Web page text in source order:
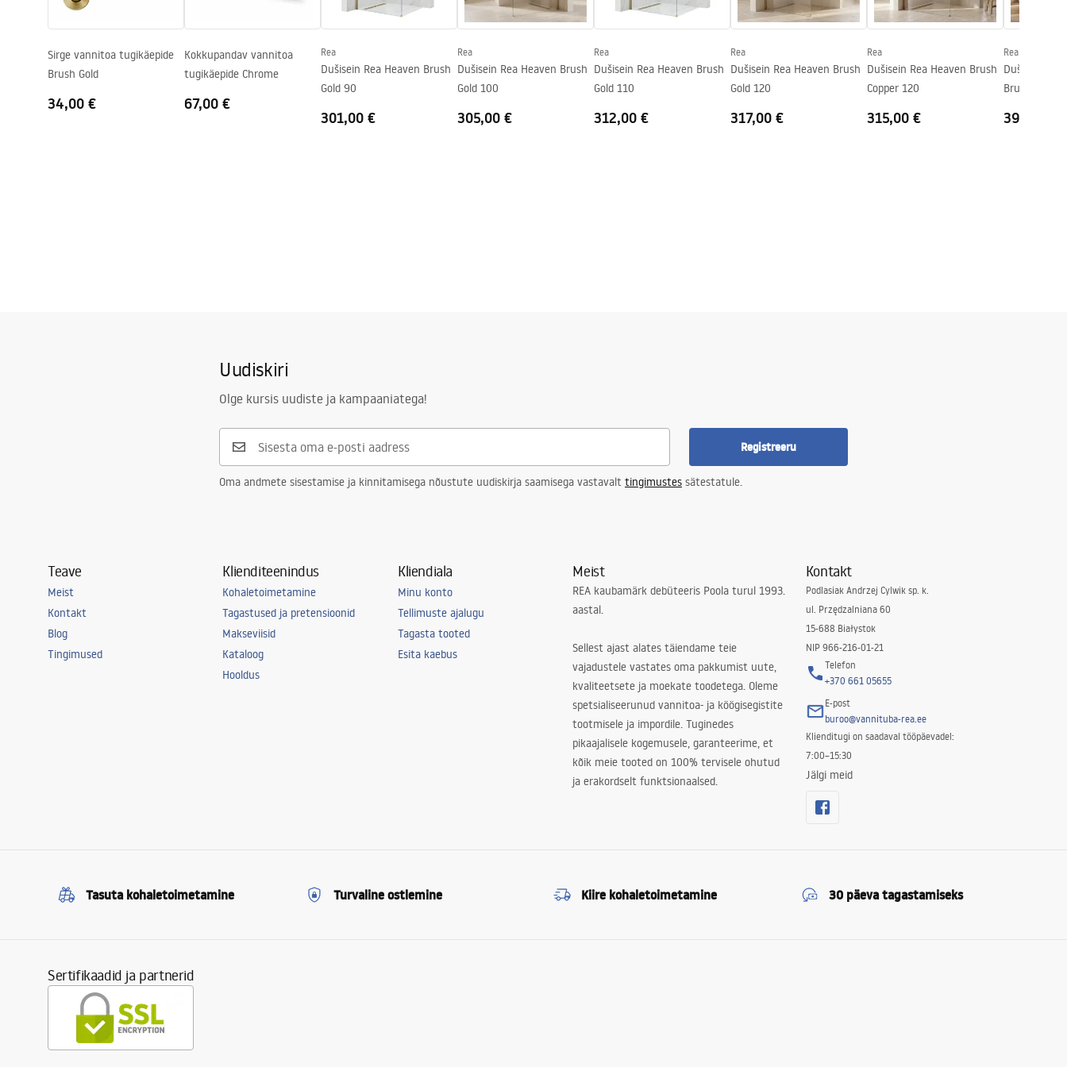
Anti-Calc süsteem
Jah
Kattetehnoloogia
PVD
Ühenduste vahekaugus
mm
Garantii
24 kuud
Sirge vannitoa tugikäepide
Brush Gold
34,00 €
Kokkupandav vannitoa
tugikäepide Chrome
67,00 €
Rea
Dušisein Rea Heaven Brush
Gold 90
301,00 €
Rea
Dušisein Rea Heaven Brush
Gold 100
305,00 €
Rea
Dušisein Rea Heaven Brush
Gold 110
312,00 €
Rea
Dušisein Rea Heaven Brush
Gold 120
317,00 €
Rea
Dušisein Rea Heaven Brush
Copper 120
315,00 €
Rea
Dušikabiin
Brush Copper
392,00 €
Uudiskiri
Olge kursis uudiste ja kampaaniatega!
Registreeru
Oma andmete sisestamise ja kinnitamisega nõustute uudiskirja saamisega vastavalt tingimustes sätestatule.
Teave
Meist
Kontakt
Blog
Tingimused
Klienditeenindus
Kohaletoimetamine
Tagastused ja pretensioonid
Makseviisid
Kataloog
Hooldus
Kliendiala
Minu konto
Tellimuste ajalugu
Tagasta tooted
Esita kaebus
Meist
REA kaubamärk debüteeris Poola turul 1993.
aastal.
Sellest ajast alates täiendame teie
vajadustele vastates oma pakkumist uute,
kvaliteetsete ja moekate toodetega. Oleme
spetsialiseerunud vannitoa- ja köögisegistite
tootmisele ja impordile. Tuginedes
pikaajalisele kogemusele, garanteerime, et
kõik meie tooted on 100% tervisele ohutud
ja erakordselt funktsionaalsed.
Kontakt
Podlasiak Andrzej Cylwik sp. k.
ul. Przędzalniana 60
15-688 Białystok
NIP 966-216-01-21
Telefon
+370 661 05655
E-post
buroo@vannituba-rea.ee
Klienditugi on saadaval tööpäevadel:
7:00–15:30
Jälgi meid
Tasuta kohaletoimetamine Turvaline ostlemine Kiire kohaletoimetamine 30 päeva tagastamiseks
Sertifikaadid ja partnerid